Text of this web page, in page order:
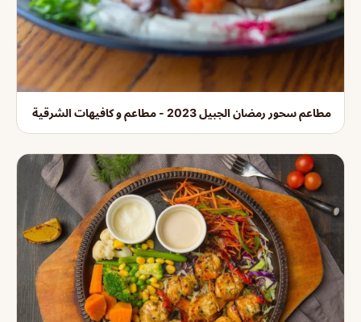
مطاعم سحور رمضان الجبيل 2023 - مطاعم و كافيهات الشرقية